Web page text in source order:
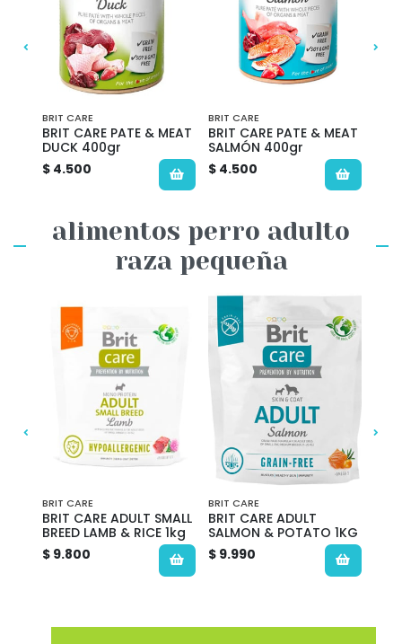
BRIT CARE
BRIT CARE PATE & MEAT
DUCK 400gr
$ 4.500
BRIT CARE
BRIT CARE PATE & MEAT
SALMÓN 400gr
$ 4.500
alimentos perro adulto
raza pequeña
BRIT CARE
BRIT CARE ADULT SMALL
BREED LAMB & RICE 1kg
$ 9.800
BRIT CARE
BRIT CARE ADULT
SALMON & POTATO 1KG
$ 9.990